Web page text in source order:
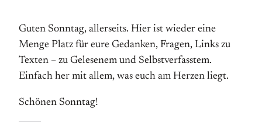
Guten Sonntag, allerseits. Hier ist wieder eine
Menge Platz für eure Gedanken, Fragen, Links zu
Texten – zu Gelesenem und Selbstverfasstem.
Einfach her mit allem, was euch am Herzen liegt.
Schönen Sonntag!